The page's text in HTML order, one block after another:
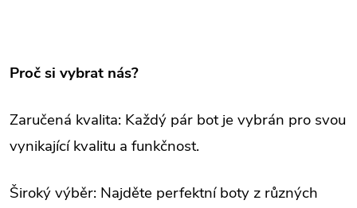
Proč si vybrat nás?
Zaručená kvalita: Každý pár bot je vybrán pro svou
vynikající kvalitu a funkčnost.
Široký výběr: Najděte perfektní boty z různých